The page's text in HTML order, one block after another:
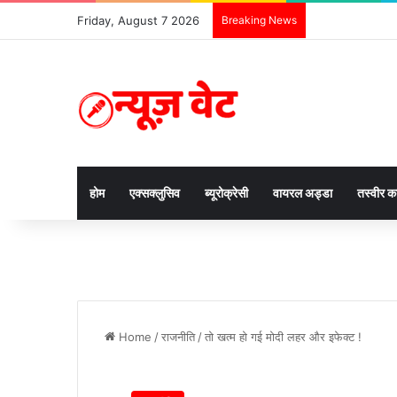
Friday, August 7 2026 Breaking News
होम एक्सक्लुसिव ब्यूरोक्रेसी वायरल अड्डा तस्वीर
Home /राजनीति /तो खत्म हो गई मोदी लहर और इफेक्ट !